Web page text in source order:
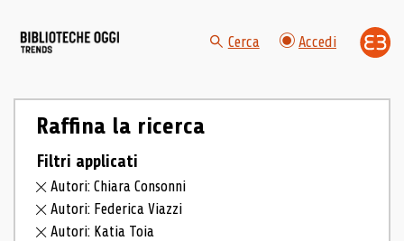
Cerca Accedi
Raffina la ricerca
Filtri applicati
Autori: Chiara Consonni
Autori: Federica Viazzi
Autori: Katia Toia